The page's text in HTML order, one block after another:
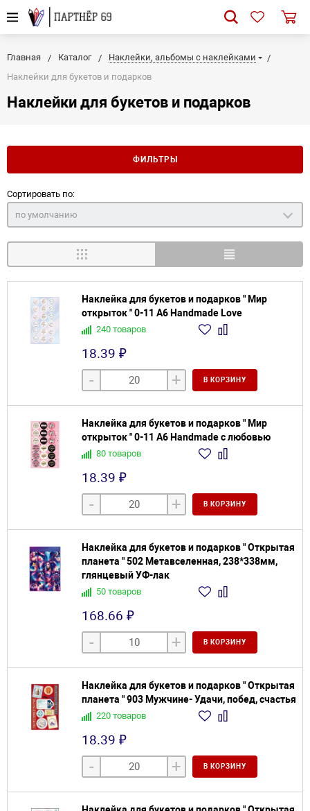
Главная Каталог
Наклейки, альбомы с наклейками
Наклейки для букетов и подарков
Наклейки для букетов и подарков
ФИЛЬТРЫ
Сортировать по:
по умолчанию
Наклейка для букетов и подарков " Мир
открыток " 0-11 А6 Handmade Love
240 товаров
18.39 ₽
- + В КОРЗИНУ
Наклейка для букетов и подарков " Мир
открыток " 0-11 А6 Handmade с любовью
80 товаров
18.39 ₽
- + В КОРЗИНУ
Наклейка для букетов и подарков " Открытая
планета " 502 Метавселенная, 238*338мм,
глянцевый УФ-лак
50 товаров
168.66 ₽
- + В КОРЗИНУ
Наклейка для букетов и подарков " Открытая
планета " 903 Мужчине- Удачи, побед, счастья
220 товаров
18.39 ₽
- + В КОРЗИНУ